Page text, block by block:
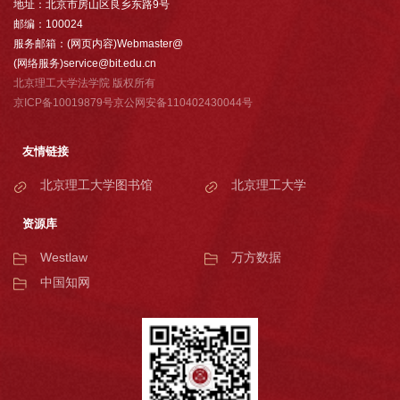
地址：北京市房山区良乡东路9号
邮编：100024
服务邮箱：(网页内容)Webmaster@
(网络服务)service@bit.edu.cn
北京理工大学法学院 版权所有
京ICP备10019879号京公网安备110402430044号
友情链接
北京理工大学图书馆 北京理工大学
资源库
Westlaw
万方数据
中国知网